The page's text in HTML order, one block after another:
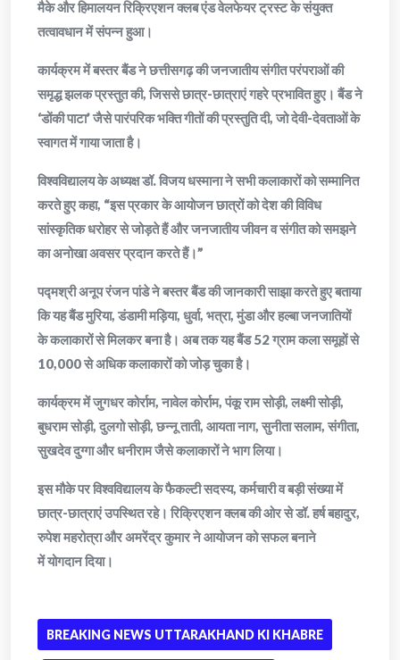
मैके और हिमालयन रिक्रिएशन क्लब एंड वेलफेयर ट्रस्ट के संयुक्त
तत्वावधान में संपन्न हुआ।
कार्यक्रम में बस्तर बैंड ने छत्तीसगढ़ की जनजातीय संगीत परंपराओं की
समृद्ध झलक प्रस्तुत की, जिससे छात्र-छात्राएं गहरे प्रभावित हुए। बैंड ने
‘डोंकी पाटा’ जैसे पारंपरिक भक्ति गीतों की प्रस्तुति दी, जो देवी-देवताओं के
स्वागत में गाया जाता है।
विश्वविद्यालय के अध्यक्ष डॉ. विजय धस्माना ने सभी कलाकारों को सम्मानित
करते हुए कहा, “इस प्रकार के आयोजन छात्रों को देश की विविध
सांस्कृतिक धरोहर से जोड़ते हैं और जनजातीय जीवन व संगीत को समझने
का अनोखा अवसर प्रदान करते हैं।”
पद्मश्री अनूप रंजन पांडे ने बस्तर बैंड की जानकारी साझा करते हुए बताया
कि यह बैंड मुरिया, डंडामी मड़िया, धुर्वा, भत्रा, मुंडा और हल्बा जनजातियों
के कलाकारों से मिलकर बना है। अब तक यह बैंड 52 ग्राम कला समूहों से
10,000 से अधिक कलाकारों को जोड़ चुका है।
कार्यक्रम में जुगधर कोर्राम, नावेल कोर्राम, पंकू राम सोड़ी, लक्ष्मी सोड़ी,
बुधराम सोड़ी, दुलगो सोड़ी, छन्नू ताती, आयता नाग, सुनीता सलाम, संगीता,
सुखदेव दुग्गा और धनीराम जैसे कलाकारों ने भाग लिया।
इस मौके पर विश्वविद्यालय के फैकल्टी सदस्य, कर्मचारी व बड़ी संख्या में
छात्र-छात्राएं उपस्थित रहे। रिक्रिएशन क्लब की ओर से डॉ. हर्ष बहादुर,
रुपेश महरोत्रा और अमरेंद्र कुमार ने आयोजन को सफल बनाने
में योगदान दिया।
BREAKING NEWS UTTARAKHAND KI KHABRE